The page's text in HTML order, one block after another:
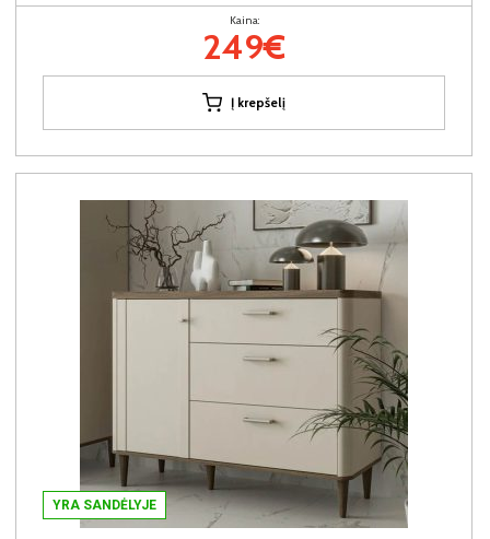
Kaina:
249€
Į krepšelį
YRA SANDĖLYJE